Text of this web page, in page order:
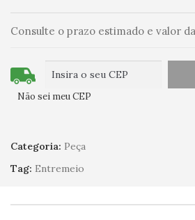
Consulte o prazo estimado e valor
Não sei meu CEP
Categoria: Peça
Tag: Entremeio